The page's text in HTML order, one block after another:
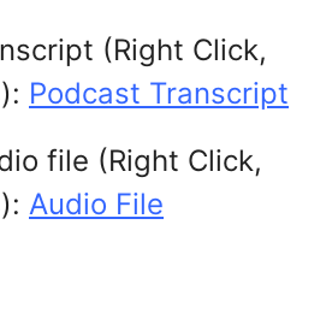
(Right Click,
Podcast Transcript
file (Right Click,
Audio File